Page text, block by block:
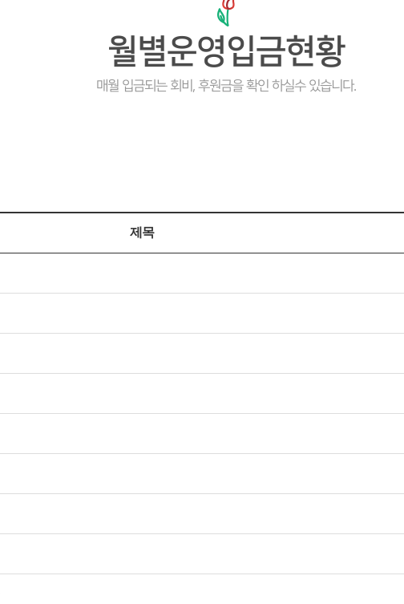
월별운영입금현황
매월 입금되는 회비, 후원금을 확인 하실수 있습니다.
제목